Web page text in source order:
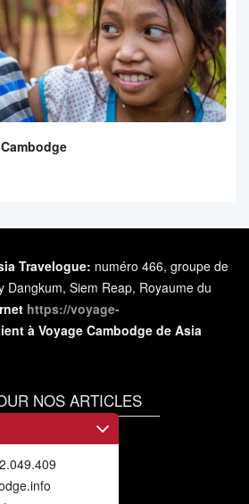
Travelogue: numéro 466, groupe de
Dangkum, Siem Reap, Royaume du
https://voyage-
à Voyage Cambodge de Asia
NOS ARTICLES
abonner